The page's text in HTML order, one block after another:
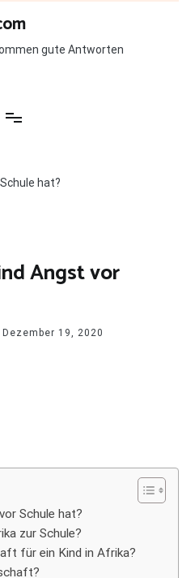
gute Antworten
hat?
Angst vor
Dezember 19, 2020
Schule hat?
zur Schule?
für ein Kind in Afrika?